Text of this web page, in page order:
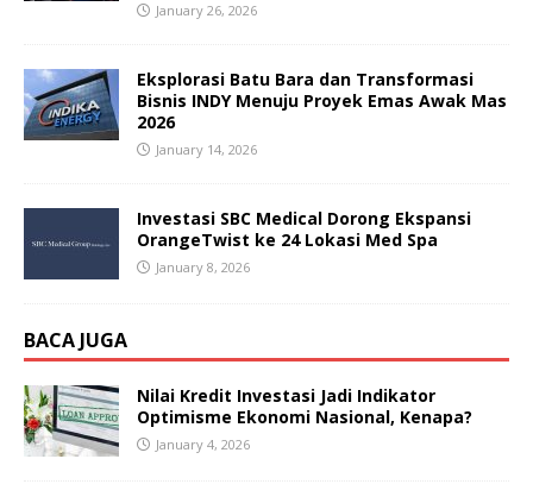
January 26, 2026
Eksplorasi Batu Bara dan Transformasi
Bisnis INDY Menuju Proyek Emas Awak Mas
2026
January 14, 2026
Investasi SBC Medical Dorong Ekspansi
OrangeTwist ke 24 Lokasi Med Spa
January 8, 2026
BACA JUGA
Nilai Kredit Investasi Jadi Indikator
Optimisme Ekonomi Nasional, Kenapa?
January 4, 2026